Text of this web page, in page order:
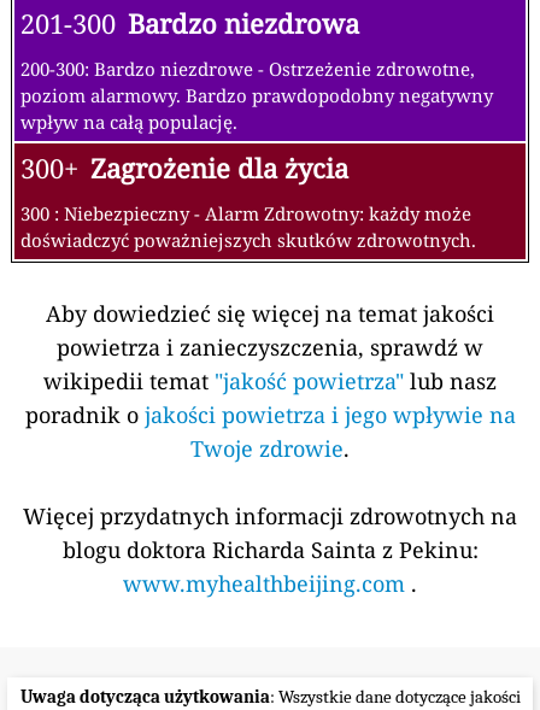
201-300 Bardzo niezdrowa
200-300: Bardzo niezdrowe - Ostrzeżenie zdrowotne,
poziom alarmowy. Bardzo prawdopodobny negatywny
wpływ na całą populację.
300+ Zagrożenie dla życia
300 : Niebezpieczny - Alarm Zdrowotny: każdy może
doświadczyć poważniejszych skutków zdrowotnych.
Aby dowiedzieć się więcej na temat jakości
powietrza i zanieczyszczenia, sprawdź w
wikipedii temat "jakość powietrza" lub nasz
poradnik o jakości powietrza i jego wpływie na
Twoje zdrowie.
Więcej przydatnych informacji zdrowotnych na
blogu doktora Richarda Sainta z Pekinu:
www.myhealthbeijing.com .
Uwaga dotycząca użytkowania: Wszystkie dane dotyczące jakości